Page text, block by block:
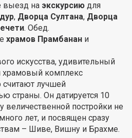
выезд на экскурсию для
, Дворца Султана, Дворца
. Обед.
храмов Прамбанан и
искусства, удивительный
храмовый комплекс
считают лучшей
страны. Он датируется 10
величественной постройки не
лет, и посвящен сразу
– Шиве, Вишну и Брахме.